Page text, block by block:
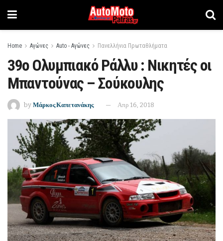
Home Αγώνες Auto - Αγώνες Πανελλήνια Πρωταθλήματα
39ο Ολυμπιακό Ράλλυ : Νικητές οι
Μπαντούνας – Σούκουλης
by Μάρκος Καπετανάκης Απρ 16, 2018